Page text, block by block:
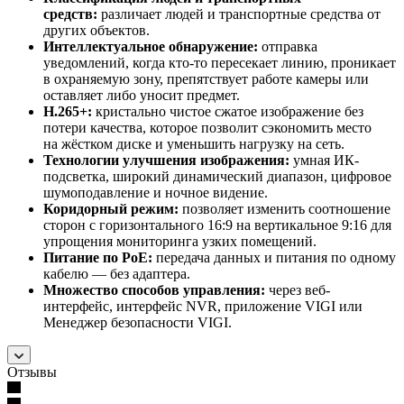
средств: различает людей и транспортные средства от
других объектов.
Интеллектуальное обнаружение: отправка
уведомлений, когда кто-то пересекает линию, проникает
в охраняемую зону, препятствует работе камеры или
оставляет либо уносит предмет.
H.265+: кристально чистое сжатое изображение без
потери качества, которое позволит сэкономить место
на жёстком диске и уменьшить нагрузку на сеть.
Технологии улучшения изображения: умная ИК-
подсветка, широкий динамический диапазон, цифровое
шумоподавление и ночное видение.
Коридорный режим: позволяет изменить соотношение
сторон с горизонтального 16:9 на вертикальное 9:16 для
упрощения мониторинга узких помещений.
Питание по PoE: передача данных и питания по одному
кабелю — без адаптера.
Множество способов управления: через веб-
интерфейс, интерфейс NVR, приложение VIGI или
Менеджер безопасности VIGI.
Отзывы